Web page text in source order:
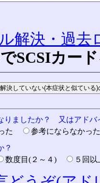
解決・過去
SCSIカー
りましたか？ 又はアドバ
た
参考にならなか
？
数度目(２～４) ５回